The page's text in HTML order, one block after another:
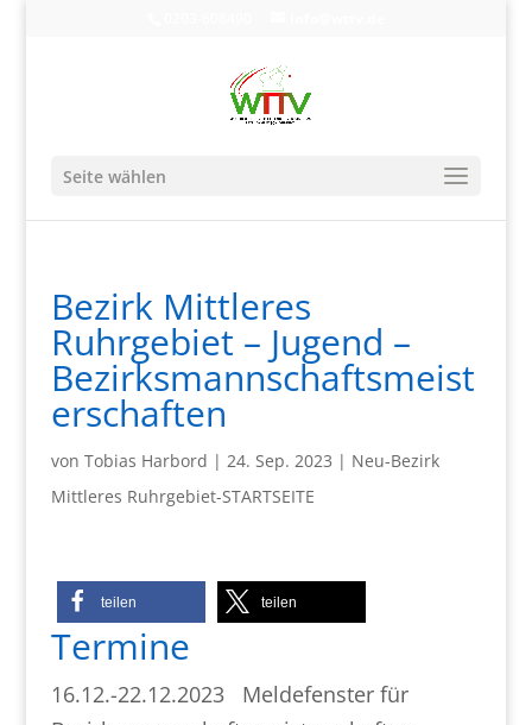
Seite wählen
Bezirk Mittleres
Ruhrgebiet – Jugend –
Bezirksmannschaftsmeist
erschaften
von Tobias Harbord | 24. Sep. 2023 | Neu-Bezirk
Mittleres Ruhrgebiet-STARTSEITE
teilen teilen
Termine
16.12.-22.12.2023 Meldefenster für